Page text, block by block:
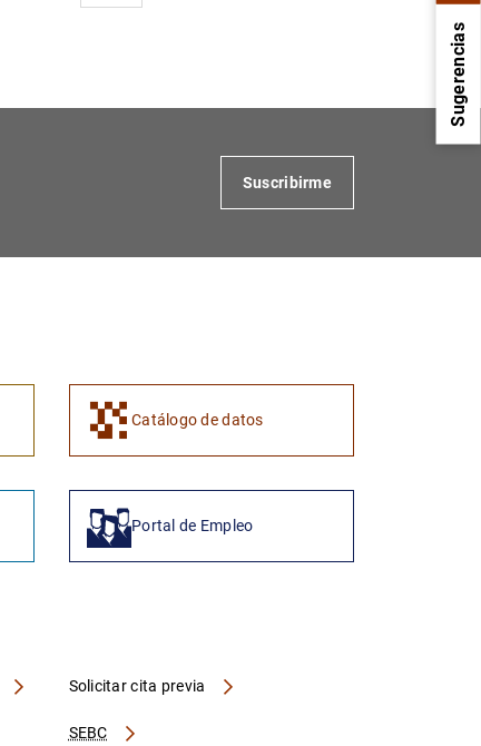
Sugerencias
Suscribirme
Catálogo de datos
Portal de Empleo
SEBC
Solicitar cita previa